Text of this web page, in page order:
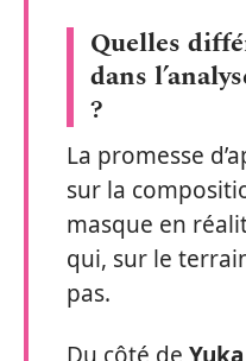
Quelles
dans
?
La promesse
sur la
masque en
qui, sur le
pas.
Du côté de Yuka